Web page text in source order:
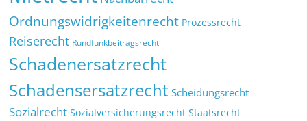
Ordnungswidrigkeitenrecht Prozessrecht
Reiserecht Rundfunkbeitragsrecht
Schadenersatzrecht
Schadensersatzrecht Scheidungsrecht
Sozialrecht Sozialversicherungsrecht Staatsrecht